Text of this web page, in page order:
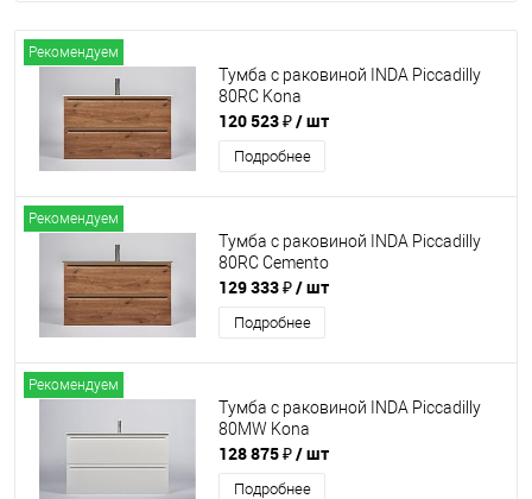
Рекомендуем
Тумба с раковиной INDA Piccadilly
80RC Kona
120 523 ₽/ шт
Подробнее
Рекомендуем
Тумба с раковиной INDA Piccadilly
80RC Cemento
129 333 ₽/ шт
Подробнее
Рекомендуем
Тумба с раковиной INDA Piccadilly
80MW Kona
128 875 ₽/ шт
Подробнее